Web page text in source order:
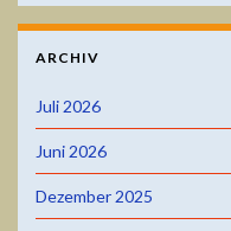
ARCHIV
Juli 2026
Juni 2026
Dezember 2025